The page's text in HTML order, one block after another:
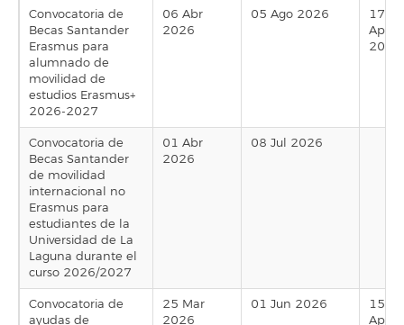
Convocatoria de
Becas Santander
Erasmus para
alumnado de
movilidad de
estudios Erasmus+
2026-2027
06 Abr
2026
05 Ago 2026
17
Apr
2026
Convocatoria de
Becas Santander
de movilidad
internacional no
Erasmus para
estudiantes de la
Universidad de La
Laguna durante el
curso 2026/2027
01 Abr
2026
08 Jul 2026
Convocatoria de
ayudas de
25 Mar
2026
01 Jun 2026
15
Apr